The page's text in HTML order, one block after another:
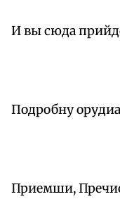
И вы сюда
Подробну
Приемши,